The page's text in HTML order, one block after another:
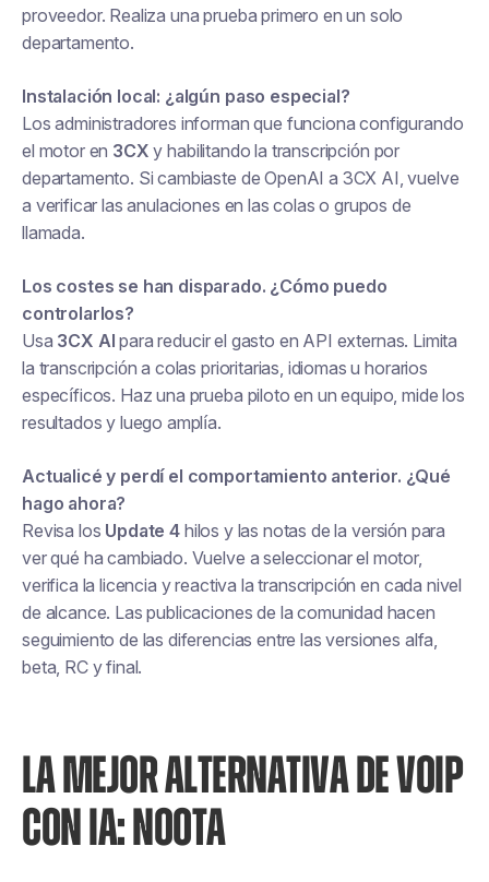
proveedor. Realiza una prueba primero en un solo
departamento.
Instalación local: ¿algún paso especial?
Los administradores informan que funciona configurando
el motor en 3CX y habilitando la transcripción por
departamento. Si cambiaste de OpenAI a 3CX AI, vuelve
a verificar las anulaciones en las colas o grupos de
llamada.
Los costes se han disparado. ¿Cómo puedo
controlarlos?
Usa 3CX AI para reducir el gasto en API externas. Limita
la transcripción a colas prioritarias, idiomas u horarios
específicos. Haz una prueba piloto en un equipo, mide los
resultados y luego amplía.
Actualicé y perdí el comportamiento anterior. ¿Qué
hago ahora?
Revisa los Update 4hilos y las notas de la versión para
ver qué ha cambiado. Vuelve a seleccionar el motor,
verifica la licencia y reactiva la transcripción en cada nivel
de alcance. Las publicaciones de la comunidad hacen
seguimiento de las diferencias entre las versiones alfa,
beta, RC y final.
LA MEJOR ALTERNATIVA DE VOIP
CON IA: NOOTA